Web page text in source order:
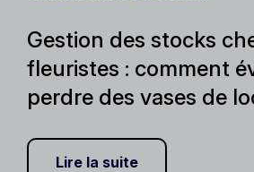
Gestion des stocks
fleuristes : comment
perdre des vases de
Lire la suite